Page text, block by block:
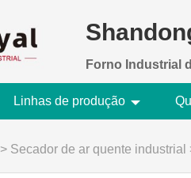
Forno Industrial
Linhas de produção
> Secador de ar quente industrial